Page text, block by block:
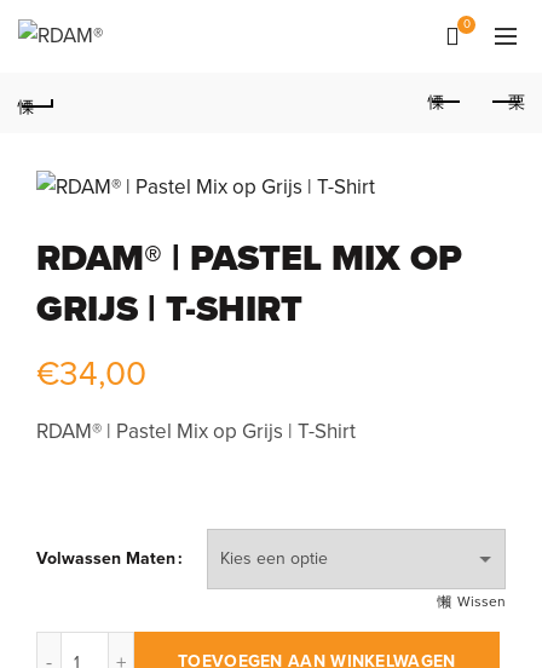
0
RDAM® | PASTEL MIX OP
GRIJS | T-SHIRT
€34,00
RDAM® | Pastel Mix op Grijs | T-Shirt
Volwassen Maten
Wissen
TOEVOEGEN AAN WINKELWAGEN